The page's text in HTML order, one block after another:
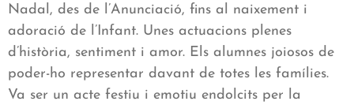
Nadal, des de l’Anunciació, fins al naixement i
adoració de l’Infant. Unes actuacions plenes
d’història, sentiment i amor. Els alumnes joiosos de
poder-ho representar davant de totes les famílies.
Va ser un acte festiu i emotiu endolcits per la